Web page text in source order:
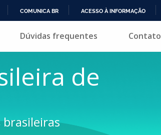
PARA
COMUNICA BR ACESSO À INFORMAÇÃO
Dúvidas frequentes Contato
de
brasileiras